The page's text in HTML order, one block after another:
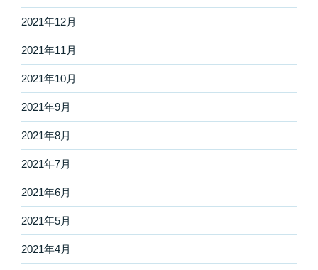
2021年12月
2021年11月
2021年10月
2021年9月
2021年8月
2021年7月
2021年6月
2021年5月
2021年4月